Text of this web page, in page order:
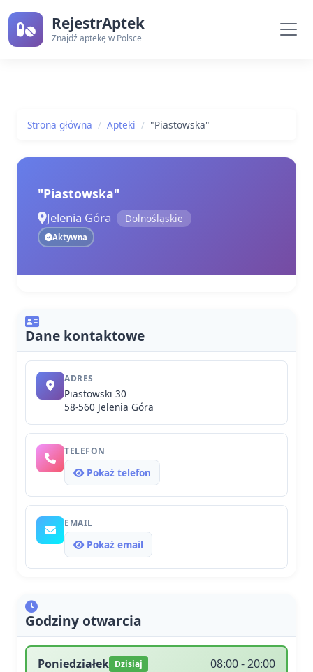
RejestrAptek
Znajdź aptekę w Polsce
Strona główna Apteki "Piastowska"
"Piastowska"
Jelenia Góra Dolnośląskie
Aktywna
Dane kontaktowe
ADRES
Piastowski 30
58-560 Jelenia Góra
TELEFON
Pokaż telefon
EMAIL
Pokaż email
Godziny otwarcia
Poniedziałek Dzisiaj 08:00 - 20:00